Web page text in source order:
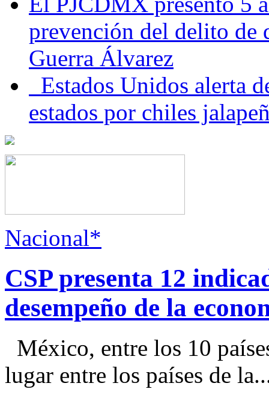
prevención del delito de
Guerra Álvarez
Estados Unidos alerta
estados por chiles
Nacional*
CSP presenta 12
desempeño de la
México, entre los 10
lugar entre los países de